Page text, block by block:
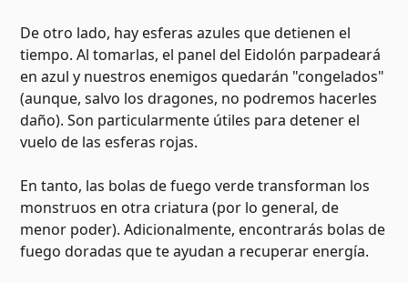
De otro lado, hay esferas azules que detienen el
tiempo. Al tomarlas, el panel del Eidolón parpadeará
en azul y nuestros enemigos quedarán "congelados"
(aunque, salvo los dragones, no podremos hacerles
daño). Son particularmente útiles para detener el
vuelo de las esferas rojas.
En tanto, las bolas de fuego verde transforman los
monstruos en otra criatura (por lo general, de
menor poder). Adicionalmente, encontrarás bolas de
fuego doradas que te ayudan a recuperar energía.